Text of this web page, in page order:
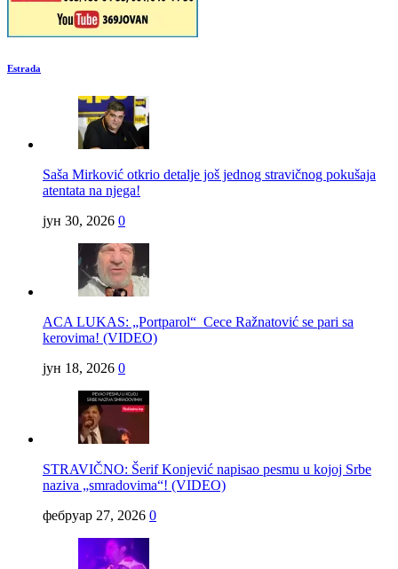
Estrada
Saša Mirković otkrio detalje još jednog stravičnog pokušaja
atentata na njega!
јун 30, 2026 0
ACA LUKAS: „Portparol“ Cece Ražnatović se pari sa
kerovima! (VIDEO)
јун 18, 2026 0
STRAVIČNO: Šerif Konjević napisao pesmu u kojoj Srbe
naziva „smradovima“! (VIDEO)
фебруар 27, 2026 0